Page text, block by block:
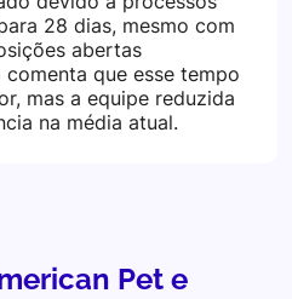
28 dias, mesmo com
abertas
comenta que esse tempo
mas a equipe reduzida
na média atual.
Pet e